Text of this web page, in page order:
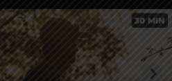
30 MIN